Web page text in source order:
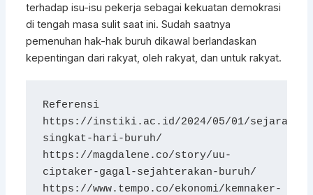
terhadap isu-isu pekerja sebagai kekuatan demokrasi
di tengah masa sulit saat ini. Sudah saatnya
pemenuhan hak-hak buruh dikawal berlandaskan
kepentingan dari rakyat, oleh rakyat, dan untuk rakyat.
Referensi
https://instiki.ac.id/2024/05/01/sejarah-
singkat-hari-buruh/
https://magdalene.co/story/uu-
ciptaker-gagal-sejahterakan-buruh/
https://www.tempo.co/ekonomi/kemnaker-